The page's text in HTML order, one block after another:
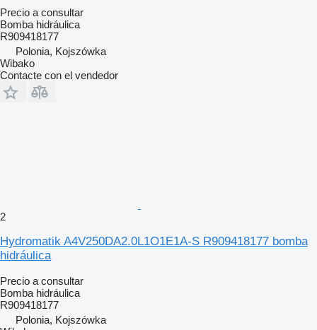
Precio a consultar
Bomba hidráulica
R909418177
Polonia, Kojszówka
Wibako
Contacte con el vendedor
2
Hydromatik A4V250DA2.0L1O1E1A-S R909418177 bomba
hidráulica
Precio a consultar
Bomba hidráulica
R909418177
Polonia, Kojszówka